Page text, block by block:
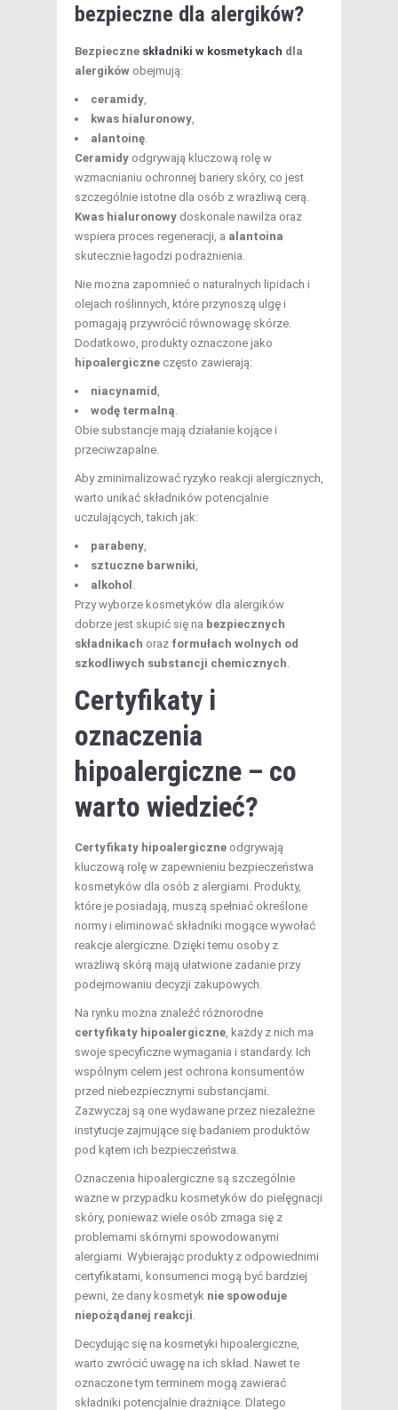
bezpieczne dla alergików?
Bezpieczne składniki w kosmetykach dla
alergików obejmują:
ceramidy
kwas hialuronowy
alantoinę
Ceramidy odgrywają kluczową rolę w
wzmacnianiu ochronnej bariery skóry, co jest
szczególnie istotne dla osób z wrażliwą cerą.
Kwas hialuronowy doskonale nawilża oraz
wspiera proces regeneracji, a alantoina
skutecznie łagodzi podrażnienia.
Nie można zapomnieć o naturalnych lipidach i
olejach roślinnych, które przynoszą ulgę i
pomagają przywrócić równowagę skórze.
Dodatkowo, produkty oznaczone jako
hipoalergiczne często zawierają:
niacynamid
wodę termalną
Obie substancje mają działanie kojące i
przeciwzapalne.
Aby zminimalizować ryzyko reakcji alergicznych,
warto unikać składników potencjalnie
uczulających, takich jak:
parabeny
sztuczne barwniki
alkohol
Przy wyborze kosmetyków dla alergików
dobrze jest skupić się na bezpiecznych
składnikach oraz formułach wolnych od
szkodliwych substancji chemicznych
Certyfikaty i
oznaczenia
hipoalergiczne – co
warto wiedzieć?
Certyfikaty hipoalergiczne odgrywają
kluczową rolę w zapewnieniu bezpieczeństwa
kosmetyków dla osób z alergiami. Produkty,
które je posiadają, muszą spełniać określone
normy i eliminować składniki mogące wywołać
reakcje alergiczne. Dzięki temu osoby z
wrażliwą skórą mają ułatwione zadanie przy
podejmowaniu decyzji zakupowych.
Na rynku można znaleźć różnorodne
certyfikaty hipoalergiczne , każdy z nich ma
swoje specyficzne wymagania i standardy. Ich
wspólnym celem jest ochrona konsumentów
przed niebezpiecznymi substancjami.
Zazwyczaj są one wydawane przez niezależne
instytucje zajmujące się badaniem produktów
pod kątem ich bezpieczeństwa.
Oznaczenia hipoalergiczne są szczególnie
ważne w przypadku kosmetyków do pielęgnacji
skóry, ponieważ wiele osób zmaga się z
problemami skórnymi spowodowanymi
alergiami. Wybierając produkty z odpowiednimi
certyfikatami, konsumenci mogą być bardziej
pewni, że dany kosmetyk nie spowoduje
niepożądanej reakcji
Decydując się na kosmetyki hipoalergiczne,
warto zwrócić uwagę na ich skład. Nawet te
oznaczone tym terminem mogą zawierać
składniki potencjalnie drażniące. Dlatego